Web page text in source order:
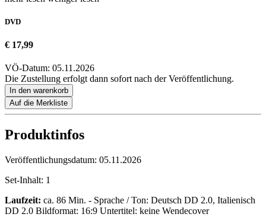
DVD
€ 17,99
VÖ-Datum: 05.11.2026
Die Zustellung erfolgt dann sofort nach der Veröffentlichung.
In den warenkorb
Auf die Merkliste
Produktinfos
Veröffentlichungsdatum: 05.11.2026
Set-Inhalt: 1
Laufzeit: ca. 86 Min. - Sprache / Ton: Deutsch DD 2.0, Italienisch
DD 2.0 Bildformat: 16:9 Untertitel: keine Wendecover